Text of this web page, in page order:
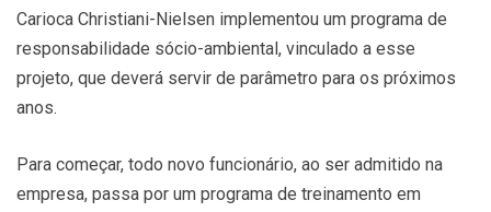
Carioca Christiani-Nielsen implementou um programa de
responsabilidade sócio-ambiental, vinculado a esse
projeto, que deverá servir de parâmetro para os próximos
anos.
Para começar, todo novo funcionário, ao ser admitido na
empresa, passa por um programa de treinamento em